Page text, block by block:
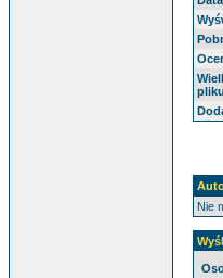
Nie